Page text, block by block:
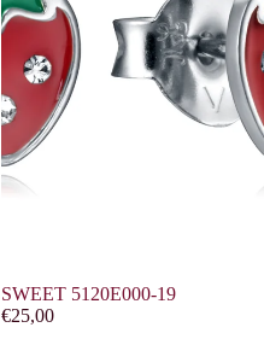
SWEET 5120E000-19
€25,00